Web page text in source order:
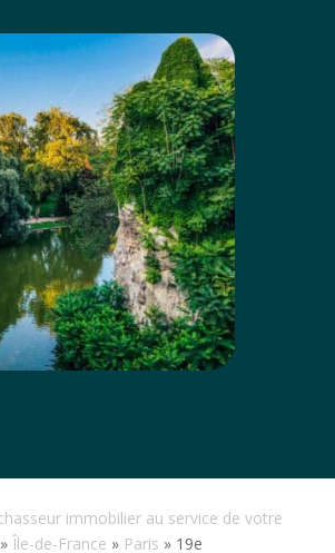
immobilier au service de votre
» Île-de-France » Paris » 19e